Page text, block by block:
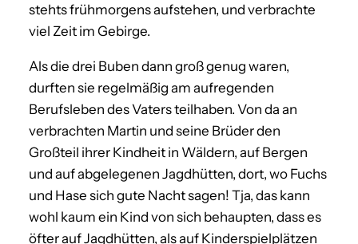
stehts frühmorgens aufstehen, und verbrachte
viel Zeit im Gebirge.
Als die drei Buben dann groß genug waren,
durften sie regelmäßig am aufregenden
Berufsleben des Vaters teilhaben. Von da an
verbrachten Martin und seine Brüder den
Großteil ihrer Kindheit in Wäldern, auf Bergen
und auf abgelegenen Jagdhütten, dort, wo Fuchs
und Hase sich gute Nacht sagen! Tja, das kann
wohl kaum ein Kind von sich behaupten, dass es
öfter auf Jagdhütten, als auf Kinderspielplätzen